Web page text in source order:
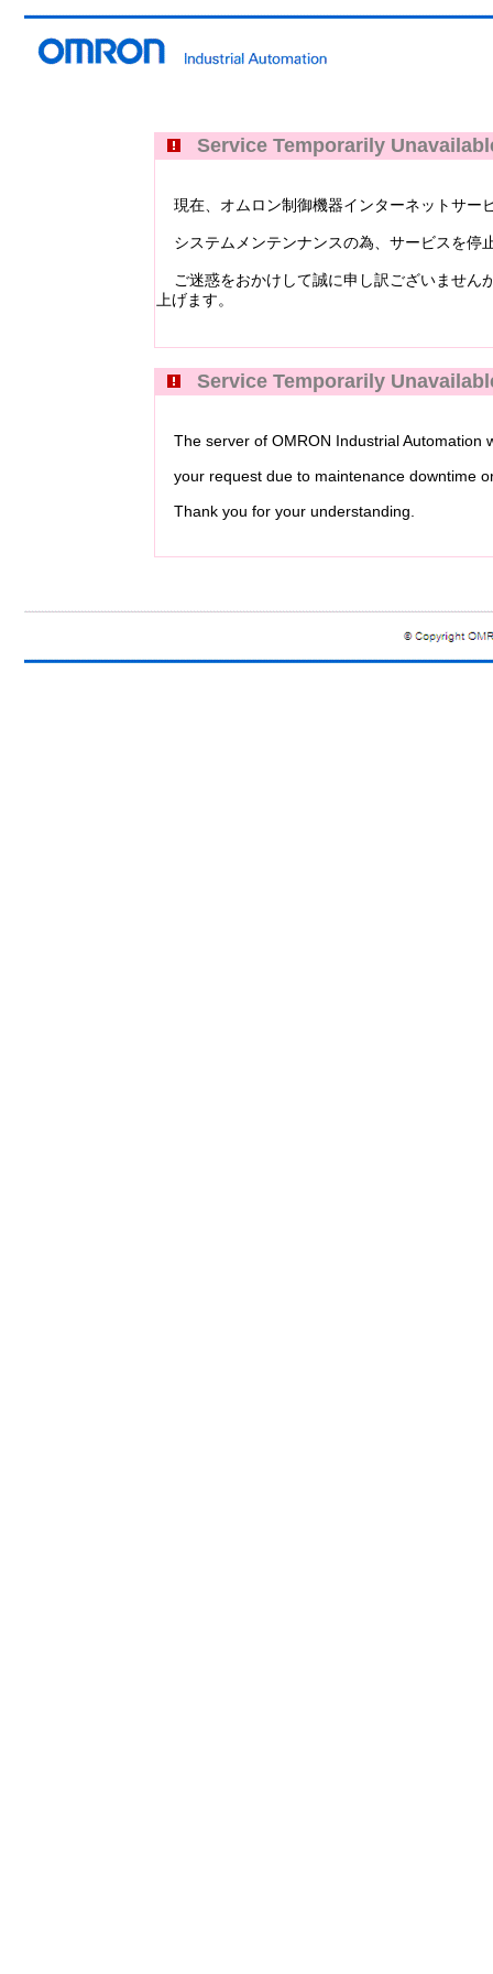
Service Temporarily
現在、オムロン制御機器インターネットサー
システムメンテンナンスの為、サービスを停
ご迷惑をおかけして誠に申し訳ございません
上げます。
Service Temporarily
The server of OMRON Industrial Automation
your request due to maintenance downtime
Thank you for your understanding.